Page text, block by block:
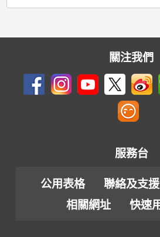
關注我們
服務台
公用表格 聯絡及支援
相關網址
快速